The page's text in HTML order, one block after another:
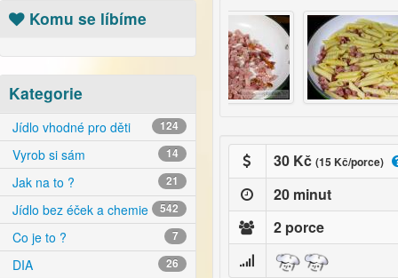
Komu se líbíme
Kategorie
Jídlo vhodné pro děti 124
Vyrob si sám 14
Jak na to ? 21
Jídlo bez éček a chemie 542
Co je to ? 7
DIA 26
30 Kč (15 Kč/porce)
20 minut
2 porce